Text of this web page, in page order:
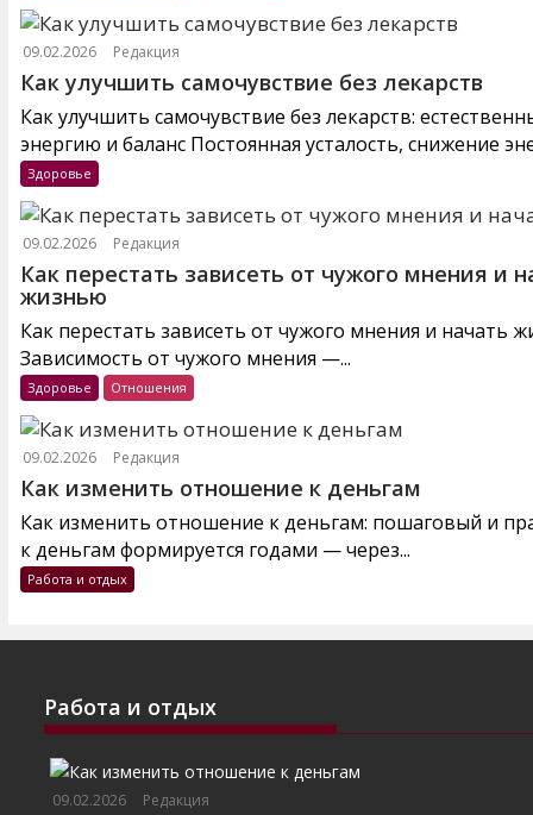
09.02.2026 Редакция
Как улучшить самочувствие без лекарств
Как улучшить самочувствие без лекарств:
энергию и баланс Постоянная усталость, снижение
Здоровье
09.02.2026 Редакция
Как перестать зависеть от чужого мнения и
жизнью
Как перестать зависеть от чужого мнения и начать
Зависимость от чужого мнения —...
Здоровье Отношения
09.02.2026 Редакция
Как изменить отношение к деньгам
Как изменить отношение к деньгам: пошаговый и
к деньгам формируется годами — через...
Работа и отдых
Работа и отдых
09.02.2026 Редакция